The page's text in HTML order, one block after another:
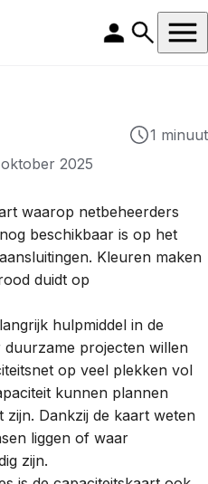
1 minuut
2025
waarop netbeheerders
beschikbaar is op het
Kleuren maken
duidt op
hulpmiddel in de
duurzame projecten willen
op veel plekken vol
kunnen plannen
Dankzij de kaart weten
liggen of waar
zijn.